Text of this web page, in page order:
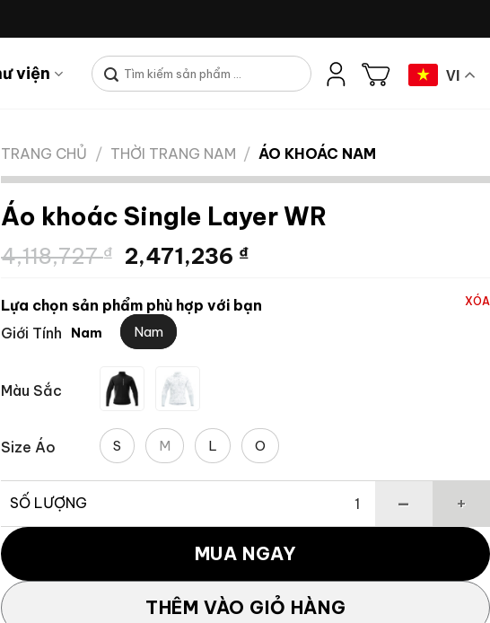
viện
Tìm
kiếm:
VI
TRANG CHỦ / THỜI TRANG NAM / ÁO KHOÁC NAM
Áo khoác Single Layer WR
4,118,727₫
Giá
là:
4,118,727 ₫.
2,471,236 ₫Giá
tại
là:
Lựa chọn sản phẩm phù hợp với bạn
Giới Tính
Nam Nam
Màu Sắc
Size Áo S M L O
XÓA
SỐ LƯỢNG
Áo khoác Single Layer WR số lượng
THÊM VÀO GIỎ HÀNG
MUA NGAY